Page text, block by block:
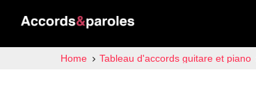
Home Tableau d'accords guitare et piano